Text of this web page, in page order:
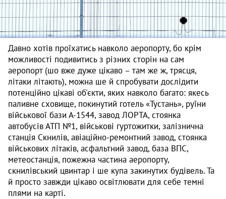
Давно хотів проїхатись навколо аеропорту, бо крім
можливості подивитись з різних сторін на сам
аеропорт (шо вже дуже цікаво – там же ж, трясця,
літаки літають), можна ше й спробувати дослідити
потенційно цікаві об'єкти, яких навколо багато: якесь
паливне сховище, покинутий готель «Тустань», руїни
військової бази А-1544, завод ЛОРТА, стоянка
автобусів АТП №1, військові гуртожитки, залізнична
станція Скнилів, авіаційно-ремонтний завод, стоянка
військових літаків, асфальтний завод, база ВПС,
метеостанція, пожежна частина аеропорту,
скнилівський цвинтар і ше купа закинутих будівель. Та
й просто завжди цікаво освітлювати для себе темні
плями на карті.